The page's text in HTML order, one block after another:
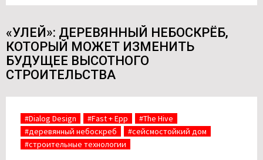
«УЛЕЙ»: ДЕРЕВЯННЫЙ НЕБОСКРЁБ,
КОТОРЫЙ МОЖЕТ ИЗМЕНИТЬ
БУДУЩЕЕ ВЫСОТНОГО
СТРОИТЕЛЬСТВА
#Dialog Design #Fast + Epp
#The Hive
#деревянный небоскреб
#сейсмостойкий дом
#строительные технологии